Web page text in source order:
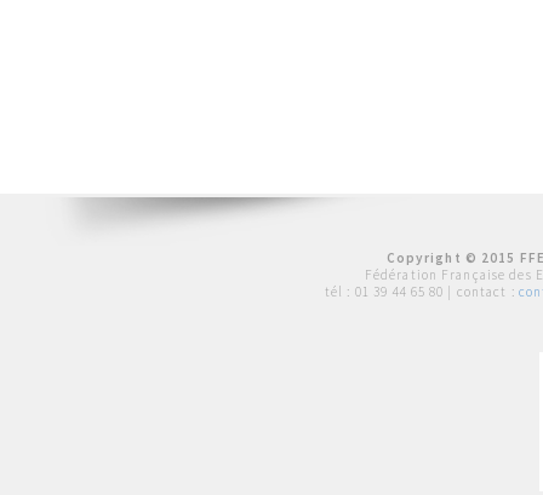
Copyright © 2015
Fédération Française des
tél : 01 39 44 65 80 | contact :